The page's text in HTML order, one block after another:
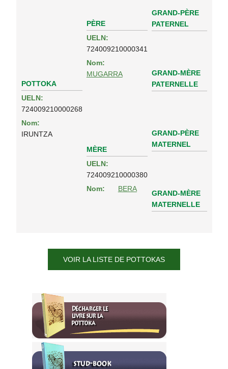
POTTOKA
UELN:
724009210000268
Nom:
IRUNTZA
PÈRE
UELN:
724009210000341
Nom:
MUGARRA
GRAND-PÈRE
PATERNEL
GRAND-MÈRE
PATERNELLE
MÈRE
UELN:
724009210000380
Nom:
BERA
GRAND-PÈRE
MATERNEL
GRAND-MÈRE
MATERNELLE
VOIR LA LISTE DE POTTOKAS